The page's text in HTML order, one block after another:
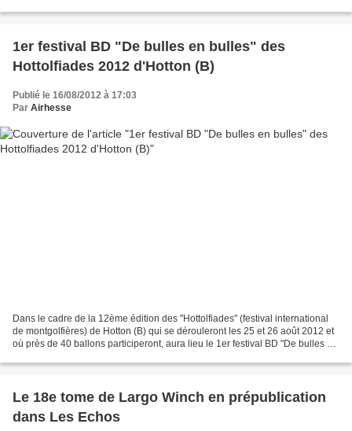
1er festival BD "De bulles en bulles" des
Hottolfiades 2012 d'Hotton (B)
Publié le 16/08/2012 à 17:03
Par Airhesse
Dans le cadre de la 12ème édition des "Hottolfiades" (festival international
de montgolfières) de Hotton (B) qui se dérouleront les 25 et 26 août 2012 et
où près de 40 ballons participeront, aura lieu le 1er festival BD "De bulles en
Le 18e tome de Largo Winch en prépublication
dans Les Echos